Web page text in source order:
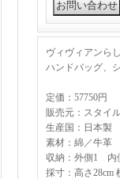
ヴィヴィアンら
ハンドバッグ、
定価：57750円
販売元：スタイ
生産国：日本製
素材：綿／牛革
収納：外側1 内
採寸：高さ28cm